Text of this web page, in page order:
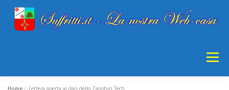
contenuto
Menu
Home »Lettera aperta ai dan dello Zanshin Tech